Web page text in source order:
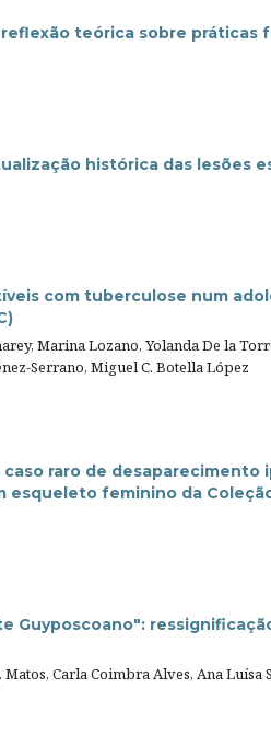
teórica sobre práticas
histórica das lesões
com tuberculose num
Marina Lozano, Yolanda De la
Serrano, Miguel C. Botella López
raro de
esqueleto feminino da
Guyposcoano":
Carla Coimbra Alves, Ana Luísa